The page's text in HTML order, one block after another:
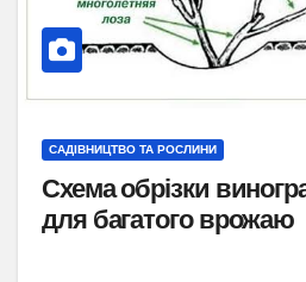
САДІВНИЦТВО ТА РОСЛИНИ
Схема обрізки
для багатого врожаю